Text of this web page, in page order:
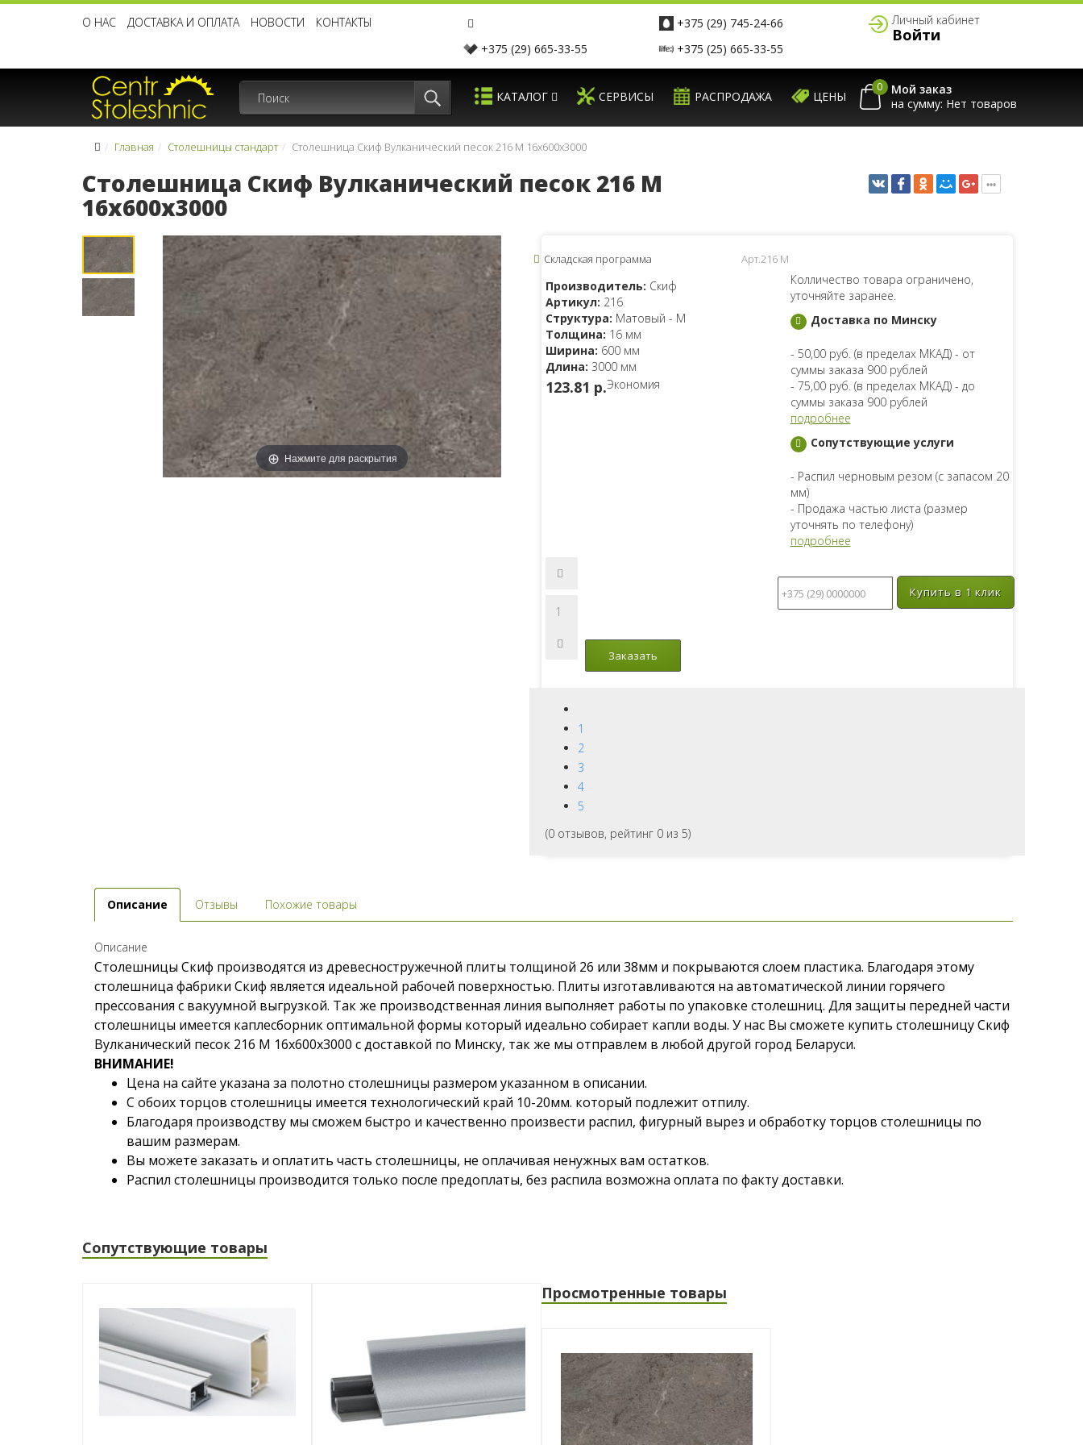
О НАС ДОСТАВКА И ОПЛАТА НОВОСТИ
КОНТАКТЫ
+375 (29) 665-33-55
+375 (29) 745-24-66
+375 (25) 665-33-55
Личный кабинет
Войти
КАТАЛОГ СЕРВИСЫ РАСПРОДАЖА ЦЕНЫ
0
Мой заказ
на сумму:
Главная Столешницы стандарт Столешница Скиф Вулканический песок 216 М 16x600x3000
Столешница Скиф Вулканический песок 216 М
16x600x3000
Нажмите для раскрытия
Складская программа Арт.216 M
Производитель: Скиф
Артикул: 216
Структура: Матовый - M
Толщина: 16 мм
Ширина: 600 мм
Длина: 3000 мм
123.81 p.Экономия
Колличество товара ограничено,
уточняйте заранее.
Доставка по Минску
- 50,00 руб. (в пределах МКАД) - от
суммы заказа 900 рублей
- 75,00 руб. (в пределах МКАД) - до
суммы заказа 900 рублей
подробнее
Сопутствующие услуги
- Распил черновым резом (с запасом 20
мм)
- Продажа частью листа (размер
уточнять по телефону)
подробнее
Купить в 1 клик
1
2
3
4
5
(0 отзывов, рейтинг 0 из 5)
Описание Отзывы Похожие товары
Описание
Столешницы Скиф производятся из древесностружечной плиты толщиной 26 или 38мм и покрываются слоем пластика. Благодаря этому
столешница фабрики Скиф является идеальной рабочей поверхностью. Плиты изготавливаются на автоматической линии горячего
прессования с вакуумной выгрузкой. Так же производственная линия выполняет работы по упаковке столешниц. Для защиты передней части
столешницы имеется каплесборник оптимальной формы который идеально собирает капли воды. У нас Вы сможете купить столешницу Скиф
Вулканический песок 216 М 16x600x3000 с доставкой по Минску, так же мы отправлем в любой другой город Беларуси.
ВНИМАНИЕ!
Цена на сайте указана за полотно столешницы размером указанном в описании.
С обоих торцов столешницы имеется технологический край 10-20мм. который подлежит отпилу.
Благодаря производству мы сможем быстро и качественно произвести распил, фигурный вырез и обработку торцов столешницы по
вашим размерам.
Вы можете заказать и оплатить часть столешницы, не оплачивая ненужных вам остатков.
Распил столешницы производится только после предоплаты, без распила возможна оплата по факту доставки.
Сопутствующие товары
Просмотренные товары